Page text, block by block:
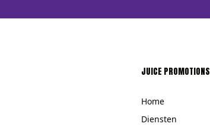
JUICE PROMOTIONS
Home
Diensten